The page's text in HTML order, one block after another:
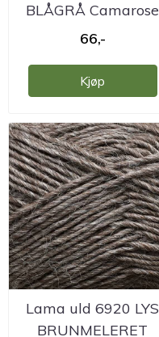
BLÅGRÅ Camarose
66,-
Kjøp
Lama uld 6920 LYS
BRUNMELERET